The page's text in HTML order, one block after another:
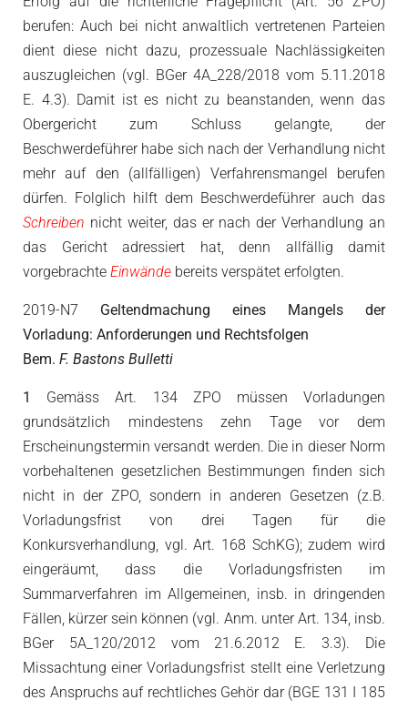
berufen: Auch bei nicht anwaltlich vertretenen Parteien
dient diese nicht dazu, prozessuale Nachlässigkeiten
auszugleichen (vgl. BGer 4A_228/2018 vom 5.11.2018
E. 4.3). Damit ist es nicht zu beanstanden, wenn das
Obergericht zum Schluss gelangte, der
Beschwerdeführer habe sich nach der Verhandlung nicht
mehr auf den (allfälligen) Verfahrensmangel berufen
dürfen. Folglich hilft dem Beschwerdeführer auch das
Schreiben nicht weiter, das er nach der Verhandlung an
das Gericht adressiert hat, denn allfällig damit
vorgebrachte Einwände bereits verspätet erfolgten.
2019-N7 Geltendmachung eines Mangels der
Vorladung: Anforderungen und Rechtsfolgen
Bem. F. Bastons Bulletti
1
Gemäss Art. 134 ZPO müssen Vorladungen
grundsätzlich mindestens zehn Tage vor dem
Erscheinungstermin versandt werden. Die in dieser Norm
vorbehaltenen gesetzlichen Bestimmungen finden sich
nicht in der ZPO, sondern in anderen Gesetzen (z.B.
Vorladungsfrist von drei Tagen für die
Konkursverhandlung, vgl. Art. 168 SchKG); zudem wird
eingeräumt, dass die Vorladungsfristen im
Summarverfahren im Allgemeinen, insb. in dringenden
Fällen, kürzer sein können (vgl. Anm. unter Art. 134, insb.
BGer 5A_120/2012 vom 21.6.2012 E. 3.3). Die
Missachtung einer Vorladungsfrist stellt eine Verletzung
des Anspruchs auf rechtliches Gehör dar (BGE 131 I 185